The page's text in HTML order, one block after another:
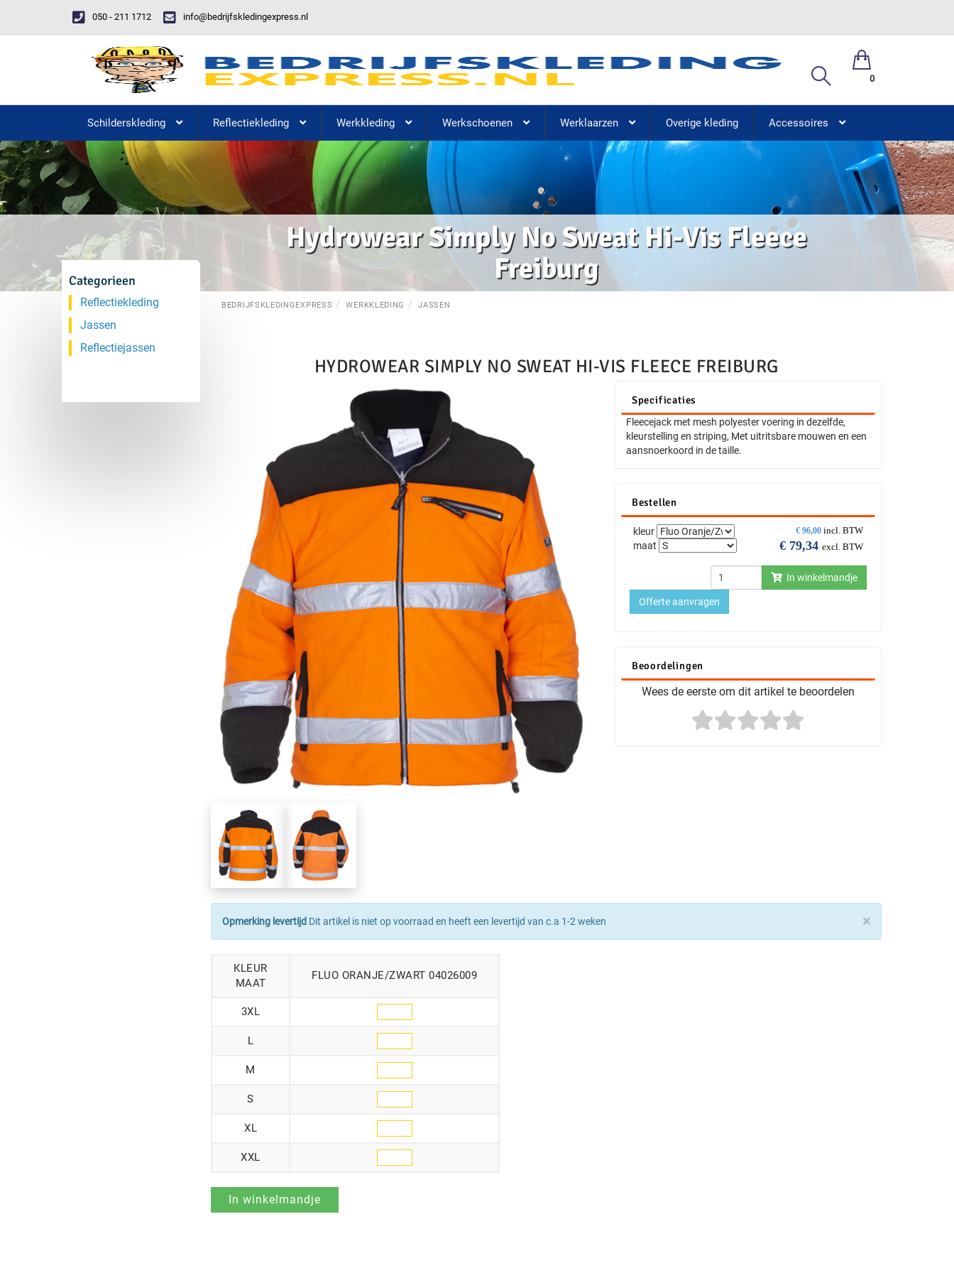
050 - 211 1712 info@bedrijfskledingexpress.nl
0
Schilderskleding Reflectiekleding Werkkleding Werkschoenen Werklaarzen Overige kleding Accessoires
Hydrowear Simply No Sweat Hi-Vis Fleece
Freiburg
BEDRIJFSKLEDINGEXPRESS WERKKLEDING JASSEN
HYDROWEAR SIMPLY NO SWEAT HI-VIS FLEECE FREIBURG
Specificaties
Fleecejack met mesh polyester voering in dezelfde,
kleurstelling en striping, Met uitritsbare mouwen en een
aansnoerkoord in de taille.
Bestellen
€ 96,00 incl. BTW
€ 79,34 excl. BTW
kleur
maat
In winkelmandje
Offerte aanvragen
Beoordelingen
Wees de eerste om dit artikel te beoordelen
×
Opmerking levertijd Dit artikel is niet op voorraad en heeft een levertijd van c.a 1-2 weken
KLEUR
MAAT
FLUO ORANJE/ZWART 04026009
3XL
L
M
S
XL
XXL
Categorieen
Reflectiekleding
Jassen
Reflectiejassen